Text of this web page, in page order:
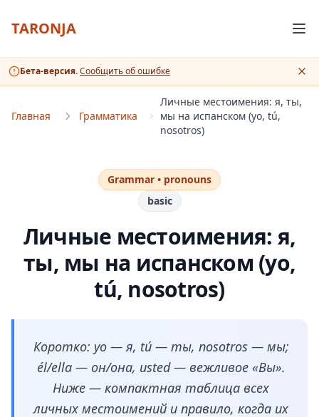
TARONJA
Бета-версия.Сообщить об ошибке
Главная Грамматика
Личные местоимения: я, ты,
мы на испанском (yo, tú,
nosotros)
Grammar • pronouns
basic
Личные местоимения: я,
ты, мы на испанском (yo,
tú, nosotros)
Коротко: yo — я, tú — ты, nosotros — мы;
él/ella — он/она, usted — вежливое «Вы».
Ниже — компактная таблица всех
личных местоимений и правило, когда их